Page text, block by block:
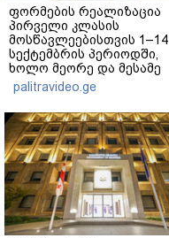
ფორმების რეალიზაცია
პირველი კლასის
მოსწავლეებისთვის 1–14
სექტემბრის პერიოდში,
ხოლო მეორე და მესამე
ეტაპებზე...
palitravideo.ge